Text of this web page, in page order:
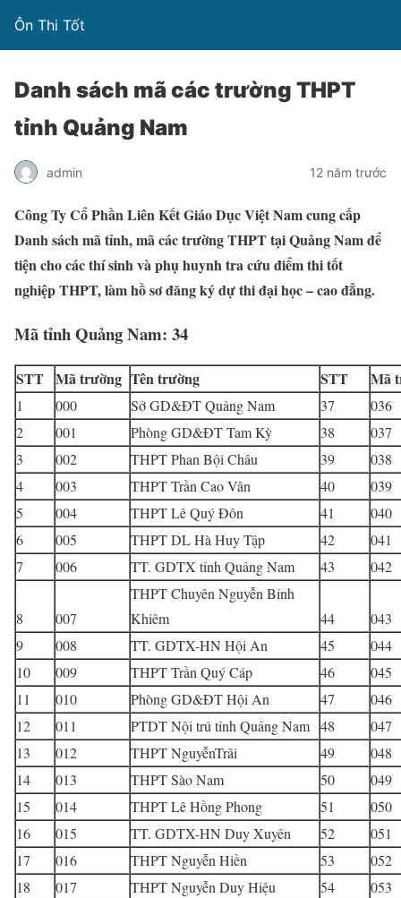
Ôn Thi Tốt
Danh sách mã các trường THPT
tỉnh Quảng Nam
admin 12 năm trước
Công Ty Cổ Phần Liên Kết Giáo Dục Việt Nam cung cấp
Danh sách mã tỉnh, mã các trường THPT tại Quảng Nam để
tiện cho các thí sinh và phụ huynh tra cứu điểm thi tốt
nghiệp THPT, làm hồ sơ đăng ký dự thi đại học – cao đẳng.
Mã tỉnh Quảng Nam: 34
STT Mã trường Tên trường STT Mã
1 000 Sở GD&ĐT Quảng Nam 37
036
2
001 Phòng GD&ĐT Tam Kỳ 38
037
3
002 THPT Phan Bội Châu 39
038
4
003 THPT Trần Cao Vân 40
039
5
004 THPT Lê Quý Đôn 41
040
6
005 THPT DL Hà Huy Tập 42
041
7
006 TT. GDTX tỉnh Quảng Nam 43 042
8 007
THPT Chuyên Nguyễn Bỉnh
Khiêm
44
043
9
008 TT. GDTX-HN Hội An 45
044
10
009 THPT Trần Quý Cáp 46
045
11
010 Phòng GD&ĐT Hội An 47
046
12
011 PTDT Nội trú tỉnh Quảng Nam 48
047
13
012 THPT NguyễnTrãi 49
048
14
013 THPT Sào Nam 50
049
15
014 THPT Lê Hồng Phong 51
050
16
015 TT. GDTX-HN Duy Xuyên 52
051
17
016 THPT Nguyễn Hiền 53
052
18
017 THPT Nguyễn Duy Hiệu 54
053